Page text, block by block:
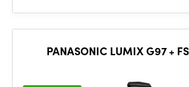
PANASONIC LUMIX G97 +